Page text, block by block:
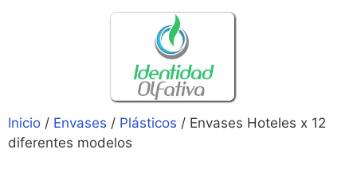
Inicio / Envases / Plásticos / Envases Hoteles x 12
diferentes modelos